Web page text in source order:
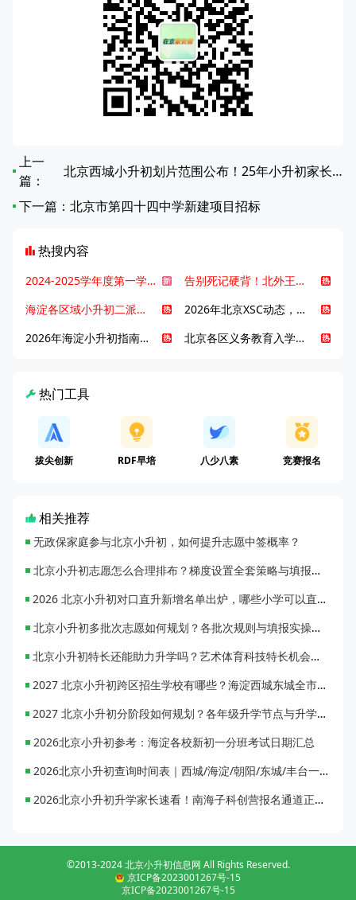
上一
篇：
北京西城小升初划片范围公布！25年小升初家长注意查收
下一篇： 北京市第四十四中学新建项目招标
热搜内容
2024-2025学年度第一学期北京各区期末考试真题试卷汇总
告别死记硬背！北外王牌精读词汇课，帮孩子突破英语词汇难关
海淀各区域小升初二派全攻略合集！区域一至五志愿填报、升学策略详解
2026年北京XSC动态，持续更新中ing...
2026年海淀小升初指南，一文了解招生政策要点
北京各区义务教育入学咨询电话汇总，25年小升初家长提前收藏
热门工具
拔尖创新 RDF早培 八少八素 竞赛报名
相关推荐
无政保家庭参与北京小升初，如何提升志愿中签概率？
北京小升初志愿怎么合理排布？梯度设置全套策略与填报避坑指南
2026 北京小升初对口直升新增名单出炉，哪些小学可以直升优质初中？
北京小升初多批次志愿如何规划？各批次规则与填报实操指南
北京小升初特长还能助力升学吗？艺术体育科技特长机会与误区全面解析
2027 北京小升初跨区招生学校有哪些？海淀西城东城全市招生校完整汇总
2027 北京小升初分阶段如何规划？各年级升学节点与升学通道全梳理
2026北京小升初参考：海淀各校新初一分班考试日期汇总
2026北京小升初查询时间表｜西城/海淀/朝阳/东城/丰台一键对照
2026北京小升初升学家长速看！南海子科创营报名通道正式开启
©2013-2024 北京小升初信息网 All Rights Reserved.
京ICP备2023001267号-15
京ICP备2023001267号-15